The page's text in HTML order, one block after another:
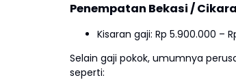
Penempatan Bekasi /
Kisaran gaji: Rp 5.900.000 –
Selain gaji pokok, umumnya
seperti: